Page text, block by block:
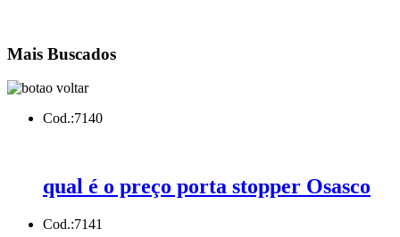
Mais Buscados
Cod.:7140
qual é o preço porta stopper Osasco
Cod.:7141